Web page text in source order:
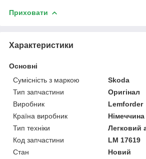
Приховати
Характеристики
Основні
Сумісність з маркою
Skoda
Тип запчастини
Оригінал
Виробник
Lemforder
Країна виробник
Німеччина
Тип техніки
Легковий
Код запчастини
LM 17619
Стан
Новий